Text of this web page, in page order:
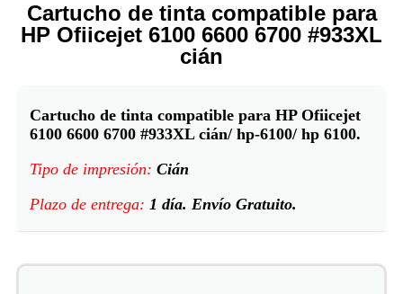
Cartucho de tinta compatible para
HP Ofiicejet 6100 6600 6700 #933XL
cián
Cartucho de tinta compatible para HP Ofiicejet
6100 6600 6700 #933XL cián/ hp-6100/ hp 6100.
Tipo de impresión: Cián
Plazo de entrega: 1 día. Envío Gratuito.